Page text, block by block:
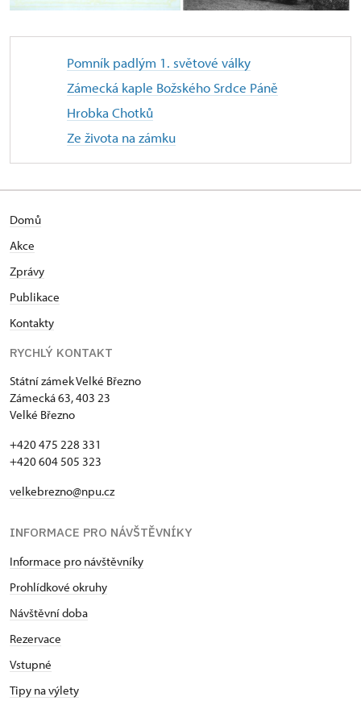
Pomník padlým 1. světové války
Zámecká kaple Božského Srdce Páně
Hrobka Chotků
Ze života na zámku
Domů
Akce
Zprávy
Publikace
Kontakty
RYCHLÝ KONTAKT
Státní zámek Velké Březno
Zámecká 63, 403 23
Velké Březno
+420 475 228 331
+420 604 505 323
velkebrezno@npu.cz
INFORMACE PRO NÁVŠTĚVNÍKY
Informace pro návštěvníky
Prohlídkové okruhy
Návštěvní doba
Rezervace
Vstupné
Tipy na výlety